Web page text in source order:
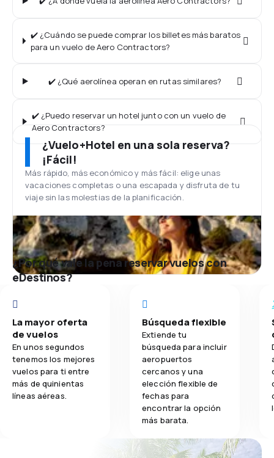
✔️ ¿Cuándo se puede comprar los billetes más baratos
para un vuelo de Aero Contractors?
✔️ ¿Qué aerolínea operan en rutas similares?
✔️ ¿Puedo reservar un hotel junto con un vuelo de
Aero Contractors?
¿Vuelo+Hotel en una sola reserva?
¡Fácil!
Más rápido, más económico y más fácil: elige unas
vacaciones completas o una escapada y disfruta de tu
viaje sin las molestias de la planificación.
¿Por qué vale la pena reservar vuelos con
eDestinos?
La mayor oferta
de vuelos
En unos segundos
tenemos los mejores
vuelos para ti entre
más de quinientas
líneas aéreas.
Búsqueda flexible
Extiende tu
búsqueda para incluir
aeropuertos
cercanos y una
elección flexible de
fechas para
encontrar la opción
más barata.